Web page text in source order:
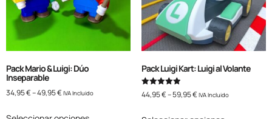
Pack Mario & Luigi: Dúo
Inseparable
34,95€–49,95€ IVA Incluido
Pack Luigi Kart: Luigi al Volante
Valorado
con
44,95€–59,95€ IVA Incluido